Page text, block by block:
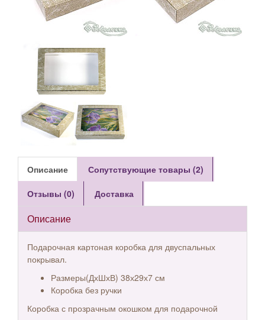
Описание Сопутствующие товары (2)
Отзывы (0) Доставка
Описание
Подарочная картоная коробка для двуспальных
покрывал.
Размеры(ДхШхВ) 38х29х7 см
Коробка без ручки
Коробка с прозрачным окошком для подарочной